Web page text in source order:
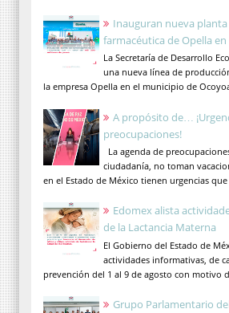
Inauguran nueva
farmacéutica de Opella
La Secretaría de Desarrollo
una nueva línea de
la empresa Opella en el municipio de
A propósito de…
preocupaciones!
La agenda de
ciudadanía, no toman
en el Estado de México tienen urgencias
Edomex alista
de la Lactancia Materna
El Gobierno del Estado de
actividades informativas, de
prevención del 1 al 9 de agosto con motivo
Grupo Parlamentario